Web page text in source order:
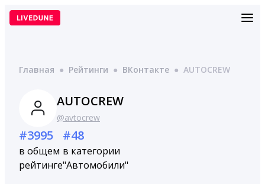
Перейти
Главная ● Рейтинги ● ВКонтакте ● AUTOCREW
AUTOCREW
@avtocrew
#3995
в общем
рейтинге
#48
в категории
"Автомобили"